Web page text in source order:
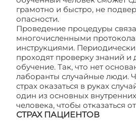
грамотно и быстро, не
опасности.
Проведение процедуры
многочисленными
инструкциями.
проходят проверку знаний и
обучение. Так, что нет
лаборанты случайные люди.
страх оказаться в руках
один из основных
человека, чтобы отказаться
СТРАХ ПАЦИЕНТОВ